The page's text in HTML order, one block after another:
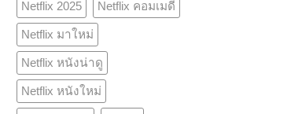
Netflix 2025 Netflix คอมเมดี้
Netflix มาใหม่
Netflix หนังน่าดู
Netflix หนังใหม่